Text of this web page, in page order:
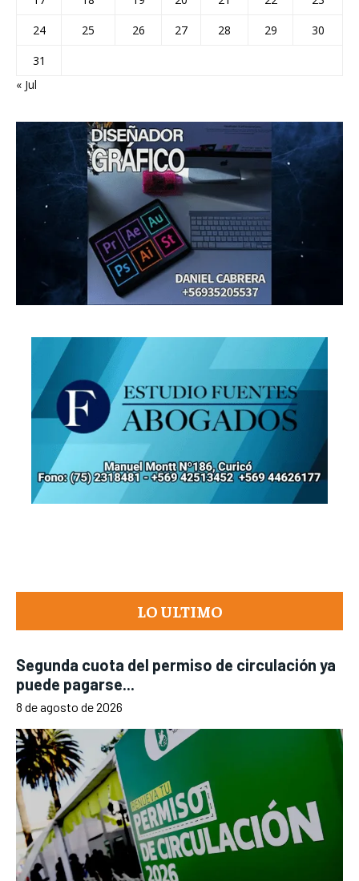
24
25 26 27 28 29
30
31
« Jul
LO ULTIMO
Segunda cuota del permiso de circulación ya
puede pagarse...
8 de agosto de 2026